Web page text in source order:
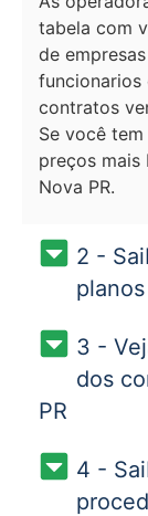
tabela com
de
funcionarios
contratos
Se você
preços mais
Nova PR.
2 -
3 -
dos
PR
4 -